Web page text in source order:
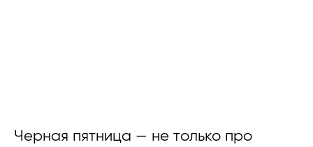
Черная пятница — не только про